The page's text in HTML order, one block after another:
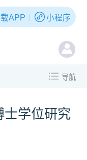
APP 小程序
导航
士学位研究